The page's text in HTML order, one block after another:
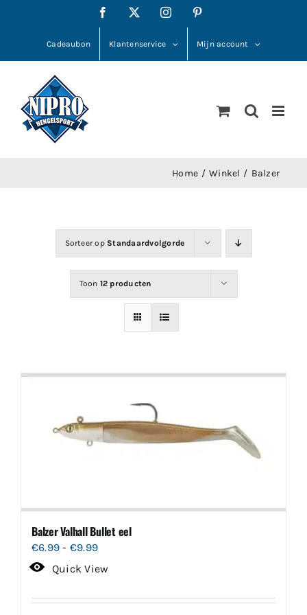
Facebook Instagram
Cadeaubon Klantenservice Mijn account
Home Winkel Balzer
Sorteer op Standaardvolgorde
Toon 12 producten
Balzer Valhall Bullet eel
€6.99 - €9.99Prijsklasse:
€6.99
€9.99
Quick View